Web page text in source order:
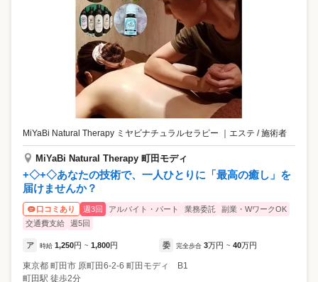
MiYaBi Natural Therapy ミヤビナチュラルセラピー エステ / 施術者
MiYaBi Natural Therapy 町田モディ
+◇+◇あなたの技術で、一人ひとりに「最高の癒し」を
届けませんか？
口コミあり 週3回 アルバイト・パート 業務委託
副業・WワークOK
交通費支給
週5回
ア 時給 1,250円 ~ 1,800円 委 完全歩合 3万円 ~ 40万円
東京都 町田市 原町田6-2-6 町田モディ B1
町田駅 徒歩2分